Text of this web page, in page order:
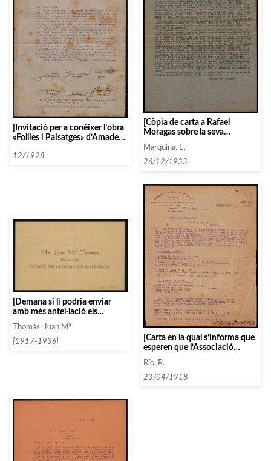
[Invitació per a conèixer l’obra
«Follies i Paisatges» d’Amadeu
12/1928
[Còpia de carta a Rafael
Moragas sobre la seva
homenatge al mestre Arbós]
Marquina, E.
26/12/1933
[Demana si li podria enviar
amb més antel·lació els
concertistes de l’Associació]
Thomàs, Juan Mª
[1917-1936]
[Carta en la qual s’informa que
esperen que l’Associació
per Risler]
Río, R.
23/04/1918